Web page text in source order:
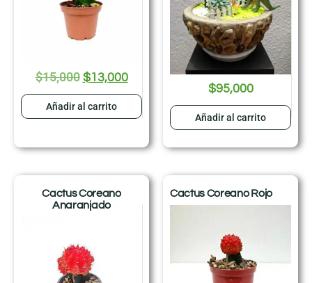
$15,000 $13,000
Añadir al carrito
$95,000
Añadir al carrito
Cactus Coreano
Anaranjado
Cactus Coreano Rojo